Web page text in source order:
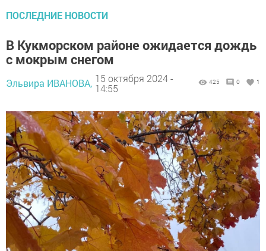
ПОСЛЕДНИЕ НОВОСТИ
В Кукморском районе ожидается дождь
с мокрым снегом
Эльвира ИВАНОВА, 15 октября 2024 -
14:55
425 0 1